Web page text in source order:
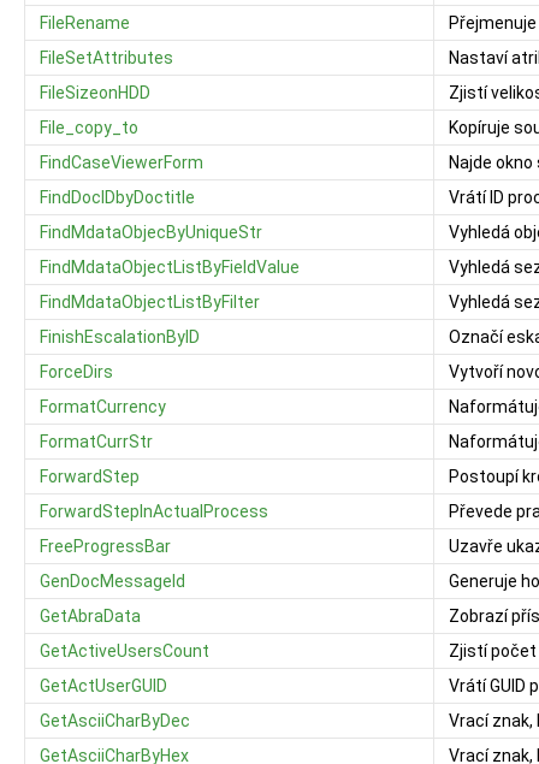
FileRename
FileSetAttributes
Nastaví
FileSizeonHDD
Zjistí
File_copy_to
Kopíruje
FindCaseViewerForm
Najde
FindDocIDbyDoctitle
Vrátí ID
FindMdataObjecByUniqueStr
Vyhledá
FindMdataObjectListByFieldValue
Vyhledá
FindMdataObjectListByFilter
Vyhledá
FinishEscalationByID
Označí
ForceDirs
Vytvoří
FormatCurrency
FormatCurrStr
ForwardStep
Postoupí
ForwardStepInActualProcess
Převede
FreeProgressBar
Uzavře
GenDocMessageId
Generuje
GetAbraData
Zobrazí
GetActiveUsersCount
Zjistí
GetActUserGUID
Vrátí GUID
GetAsciiCharByDec
Vrací znak,
GetAsciiCharByHex
Vrací znak,